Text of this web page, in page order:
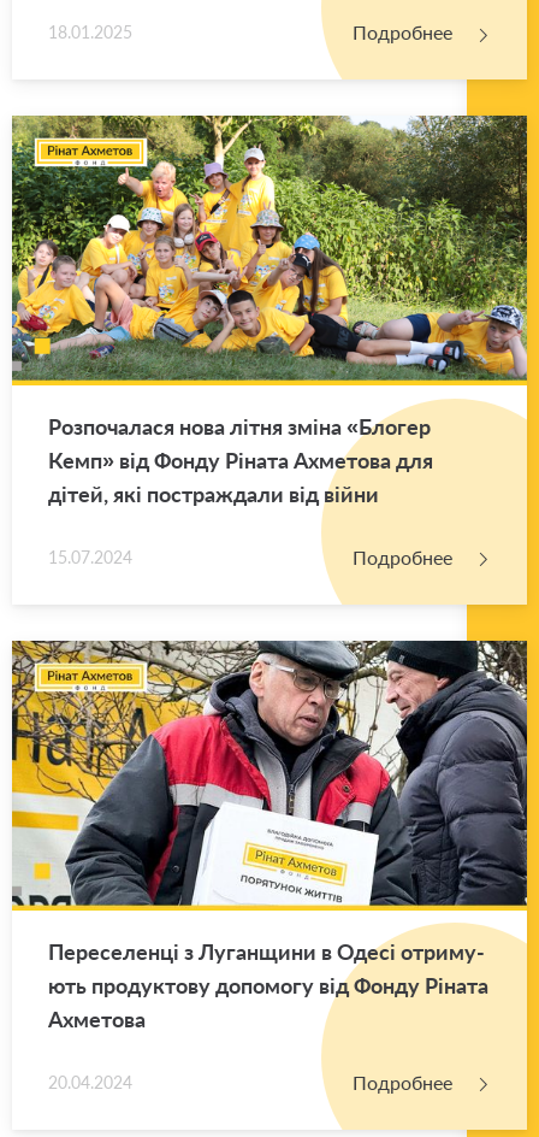
18.01.2025 Подробнее
Роз­по­ча­ла­ся нова літня зміна «Бло­гер
Кемп» від Фонду Ріната Ах­ме­то­ва для
дітей, які по­ст­раж­да­ли від війни
15.07.2024 Подробнее
Пе­ре­се­ленці з Лу­ган­щи­ни в Одесі от­ри­му­
ють про­дук­то­ву до­по­мо­гу від Фонду Ріната
Ах­ме­то­ва
20.04.2024 Подробнее